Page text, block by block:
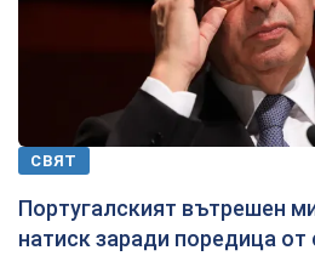
СВЯТ
Португалският вътрешен
натиск заради поредица от